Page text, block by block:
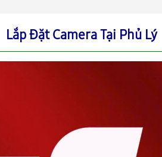
Lắp Đặt Camera Tại Phủ Lý